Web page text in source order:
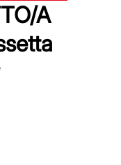
A